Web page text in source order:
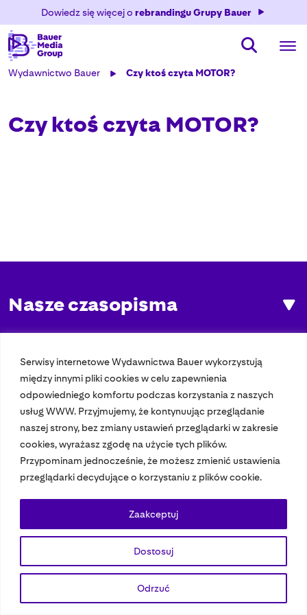
Serwisy internetowe Wydawnictwa Bauer wykorzystują
między innymi pliki cookies w celu zapewnienia
odpowiedniego komfortu podczas korzystania z naszych
usług WWW. Przyjmujemy, że kontynuując przeglądanie
naszej strony, bez zmiany ustawień przeglądarki w zakresie
cookies, wyrażasz zgodę na użycie tych plików.
Przypominam jednocześnie, że możesz zmienić ustawienia
przeglądarki decydujące o korzystaniu z plików cookie.
Dostosuj
Odrzuć
Zaakceptuj
Dowiedz się więcej o rebrandingu Grupy Bauer
Wydawnictwo Bauer Czy ktoś czyta MOTOR?
Czy ktoś czyta MOTOR?
Nasze czasopisma
© 2023 Bauer Media Group, All Rights Reserved.
Polityka prywatnościDane osoboweWydawca EMFASpeak Up